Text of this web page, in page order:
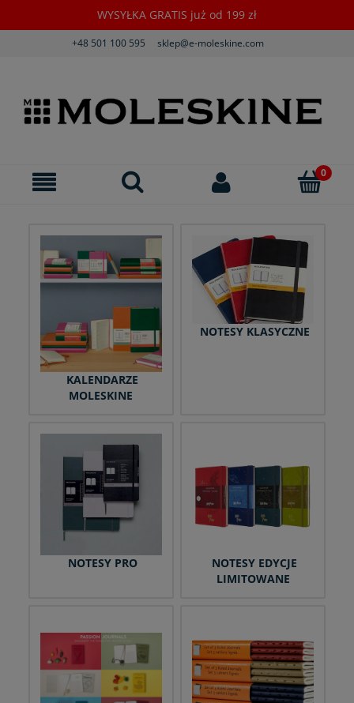
WYSYŁKA GRATIS już od 199 zł
+48 501 100 595 sklep@e-moleskine.com
KALENDARZE
MOLESKINE
NOTESY KLASYCZNE
NOTESY PRO
NOTESY EDYCJE
LIMITOWANE